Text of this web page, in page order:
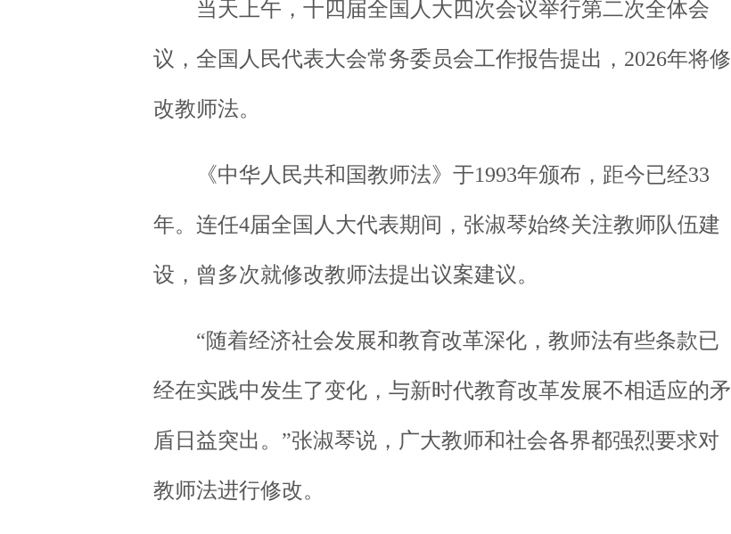
当天上午，十四届全国人大四次会议举行第二次全体会
议，全国人民代表大会常务委员会工作报告提出，2026年将修
改教师法。
《中华人民共和国教师法》于1993年颁布，距今已经33
年。连任4届全国人大代表期间，张淑琴始终关注教师队伍建
设，曾多次就修改教师法提出议案建议。
“随着经济社会发展和教育改革深化，教师法有些条款已
经在实践中发生了变化，与新时代教育改革发展不相适应的矛
盾日益突出。”张淑琴说，广大教师和社会各界都强烈要求对
教师法进行修改。